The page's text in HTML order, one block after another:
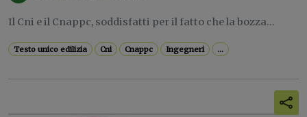
Il Cni e il Cnappc, soddisfatti per il fatto che la bozza...
Testo unico edilizia Cni Cnappc Ingegneri ...